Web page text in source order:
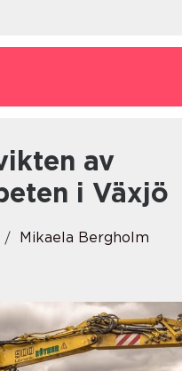
i Växjö
Mikaela Bergholm